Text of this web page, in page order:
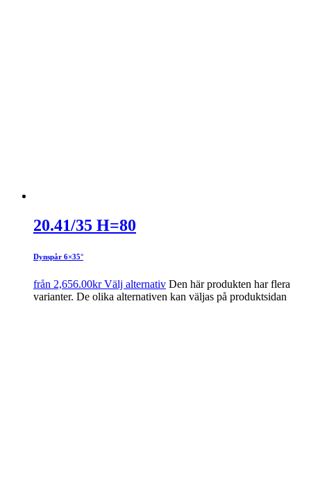
20.41/35 H=80
Dynspår 6×35°
från 2,656.00kr Välj alternativ Den här produkten har flera
varianter. De olika alternativen kan väljas på produktsidan